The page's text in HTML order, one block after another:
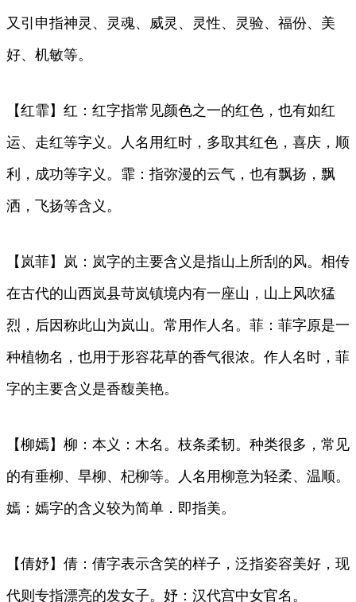
又引申指神灵、灵魂、威灵、灵性、灵验、福份、美
好、机敏等。
【红霏】红：红字指常见颜色之一的红色，也有如红
运、走红等字义。人名用红时，多取其红色，喜庆，顺
利，成功等字义。霏：指弥漫的云气，也有飘扬，飘
洒，飞扬等含义。
【岚菲】岚：岚字的主要含义是指山上所刮的风。相传
在古代的山西岚县苛岚镇境内有一座山，山上风吹猛
烈，后因称此山为岚山。常用作人名。菲：菲字原是一
种植物名，也用于形容花草的香气很浓。作人名时，菲
字的主要含义是香馥美艳。
【柳嫣】柳：本义：木名。枝条柔韧。种类很多，常见
的有垂柳、旱柳、杞柳等。人名用柳意为轻柔、温顺。
嫣：嫣字的含义较为简单．即指美。
【倩妤】倩：倩字表示含笑的样子，泛指姿容美好，现
代则专指漂亮的发女子。妤：汉代宫中女官名。